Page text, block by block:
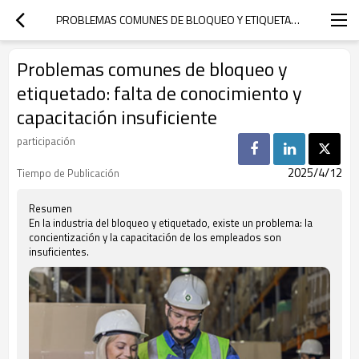
PROBLEMAS COMUNES DE BLOQUEO Y ETIQUETADO: FALTA DE CONOCIMIENTO Y CAPACITACIÓN INSUFICIENTE
Problemas comunes de bloqueo y
etiquetado: falta de conocimiento y
capacitación insuficiente
participación
Tiempo de Publicación
2025/4/12
Resumen
En la industria del bloqueo y etiquetado, existe un problema: la
concientización y la capacitación de los empleados son
insuficientes.